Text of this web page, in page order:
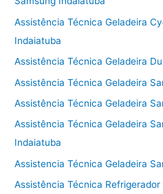
Assistência Técnica Geladeira
Indaiatuba
Assistência Técnica Geladeira
Assistência Técnica Geladeira
Assistência Técnica Geladeira
Assistência Técnica Geladeira
Indaiatuba
Assistencia Técnica Geladeira
Assistência Técnica